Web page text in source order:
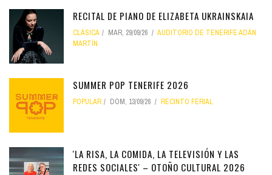
RECITAL DE PIANO DE ELIZABETA UKRAINSKAIA
CLÁSICA MAR, 29/09/26
AUDITORIO DE TENERIFE ADÁN
MARTÍN
SUMMER POP TENERIFE 2026
POPULAR DOM, 13/09/26 RECINTO FERIAL
'LA RISA, LA COMIDA, LA TELEVISIÓN Y LAS
REDES SOCIALES' – OTOÑO CULTURAL 2026